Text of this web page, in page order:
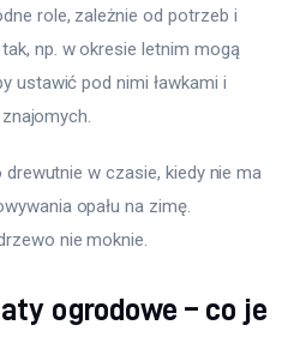
role, zależnie od potrzeb i
np. w okresie letnim mogą
ustawić pod nimi ławkami i
drewutnie w czasie, kiedy nie ma
opału na zimę.
nie moknie.
ogrodowe – co je